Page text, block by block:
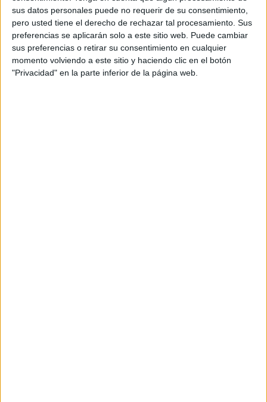
sus datos personales puede no requerir de su consentimiento,
pero usted tiene el derecho de rechazar tal procesamiento. Sus
preferencias se aplicarán solo a este sitio web. Puede cambiar
sus preferencias o retirar su consentimiento en cualquier
momento volviendo a este sitio y haciendo clic en el botón
"Privacidad" en la parte inferior de la página web.